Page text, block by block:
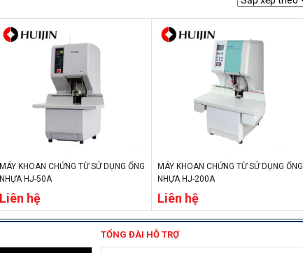
MÁY KHOAN CHỨNG TỪ SỬ DỤNG ỐNG
NHỰA HJ-50A
Liên hệ
MÁY KHOAN CHỨNG TỪ SỬ DỤNG ỐNG
NHỰA HJ-200A
Liên hệ
TỔNG ĐÀI HỖ TRỢ